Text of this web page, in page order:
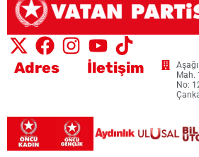
Adres
Mah.
No:
İletişim